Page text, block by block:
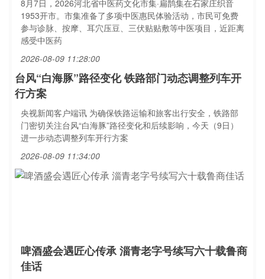
8月7日，2026河北省中医药文化市集·扁鹊集在石家庄织音
1953开市。市集准备了多项中医惠民体验活动，市民可免费
参与诊脉、按摩、耳穴压豆、三伏贴贴敷等中医项目，近距离
感受中医药
2026-08-09 11:28:00
台风“白海豚”路径变化 铁路部门动态调整列车开
行方案
央视新闻客户端讯 为确保铁路运输和旅客出行安全，铁路部
门密切关注台风“白海豚”路径变化和后续影响，今天（9日）
进一步动态调整列车开行方案
2026-08-09 11:34:00
啤酒盛会遇匠心传承 淄青老字号续写六十载鲁商
佳话